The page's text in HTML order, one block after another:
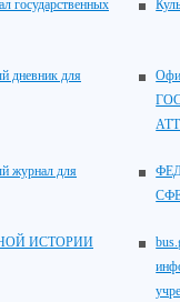
государственных
дневник для
журнал для
ИСТОРИИ